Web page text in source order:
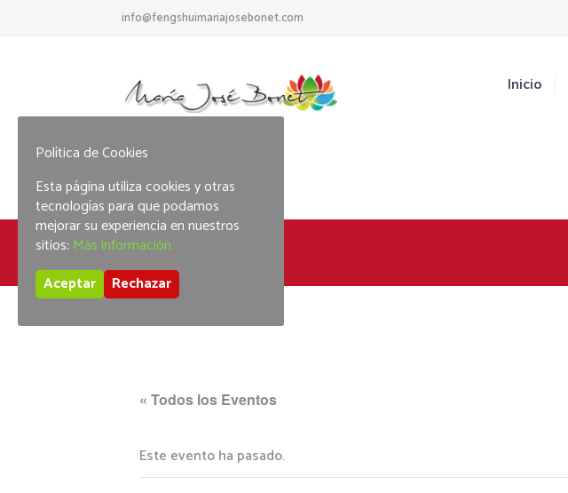
info@fengshuimariajosebonet.com
Inicio
Home Feng Shui 1º nivel
« Todos los Eventos
Este evento ha pasado.
Política de Cookies
Esta página utiliza cookies y otras
tecnologías para que podamos
mejorar su experiencia en nuestros
sitios: Más información.
Aceptar
Rechazar